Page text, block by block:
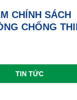
CHÍNH SÁCH
CHỐNG
TIN TỨC